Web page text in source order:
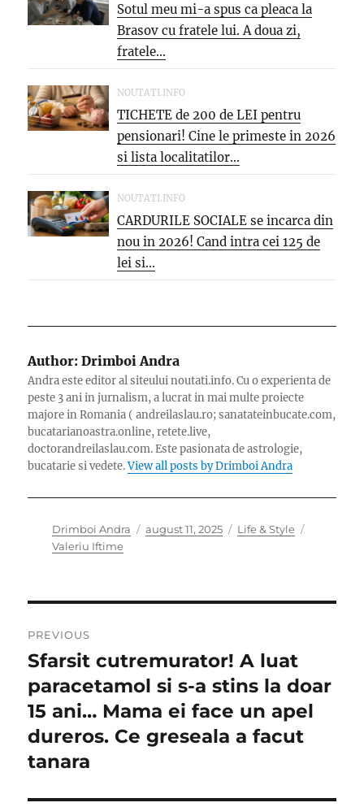
Sotul meu mi-a spus ca pleaca la
Brasov cu fratele lui. A doua zi,
fratele...
NOUTATI.INFO
TICHETE de 200 de LEI pentru
pensionari! Cine le primeste in 2026
si lista localitatilor...
NOUTATI.INFO
CARDURILE SOCIALE se incarca din
nou in 2026! Cand intra cei 125 de
lei si...
Author: Drimboi Andra
Andra este editor al siteului noutati.info. Cu o experienta de
peste 3 ani in jurnalism, a lucrat in mai multe proiecte
majore in Romania ( andreilaslau.ro; sanatateinbucate.com,
bucatarianoastra.online, retete.live,
doctorandreilaslau.com. Este pasionata de astrologie,
bucatarie si vedete.View all posts by Drimboi Andra
Author
Drimboi Andra
Posted
august 11, 2025 Categories
Life & Style
Valeriu Iftime
în
articole
PREVIOUS
Previous
post:
Sfarsit cutremurator! A luat
paracetamol si s-a stins la doar
15 ani… Mama ei face un apel
dureros. Ce greseala a facut
tanara